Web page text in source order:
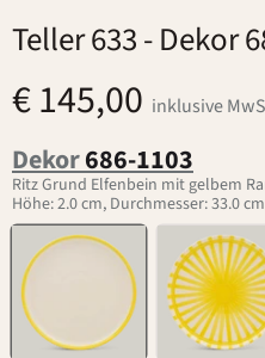
Teller 633- Dekor
€ 145,00 inklusive
Dekor686-1103
Ritz Grund Elfenbein mit gelbem
Höhe: 2.0 cm, Durchmesser: 33.0